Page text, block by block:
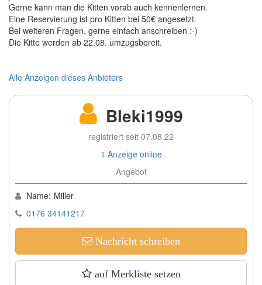
Gerne kann man die Kitten vorab auch kennenlernen.
Eine Reservierung ist pro Kitten bei 50€ angesetzt.
Bei weiteren Fragen, gerne einfach anschreiben :-)
Die Kitte werden ab 22.08. umzugsbereit.
Alle Anzeigen dieses Anbieters
Bleki1999
registriert seit 07.08.22
1 Anzeige online
Angebot
Name: Miller
0176 34141217
Nachricht schreiben
auf Merkliste setzen